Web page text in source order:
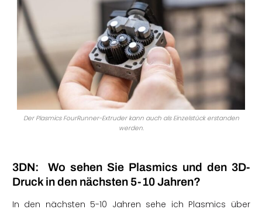
Der Plasmics FourRunner-Extruder kann auch als Einzelstück erstanden
werden.
3DN: Wo sehen Sie Plasmics und den 3D-
Druck in den nächsten 5-10 Jahren?
In den nächsten 5-10 Jahren sehe ich Plasmics über